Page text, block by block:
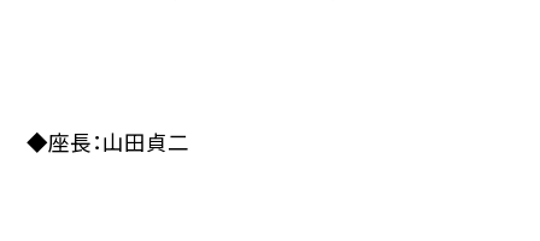
◆座長：山田貞二